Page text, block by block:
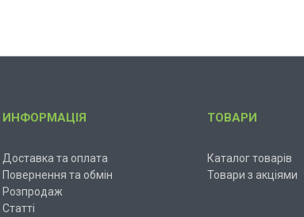
ИНФОРМАЦІЯ
Доставка та оплата
Повернення та обмін
Розпродаж
Статті
ТОВАРИ
Каталог товарів
Товари з акціями